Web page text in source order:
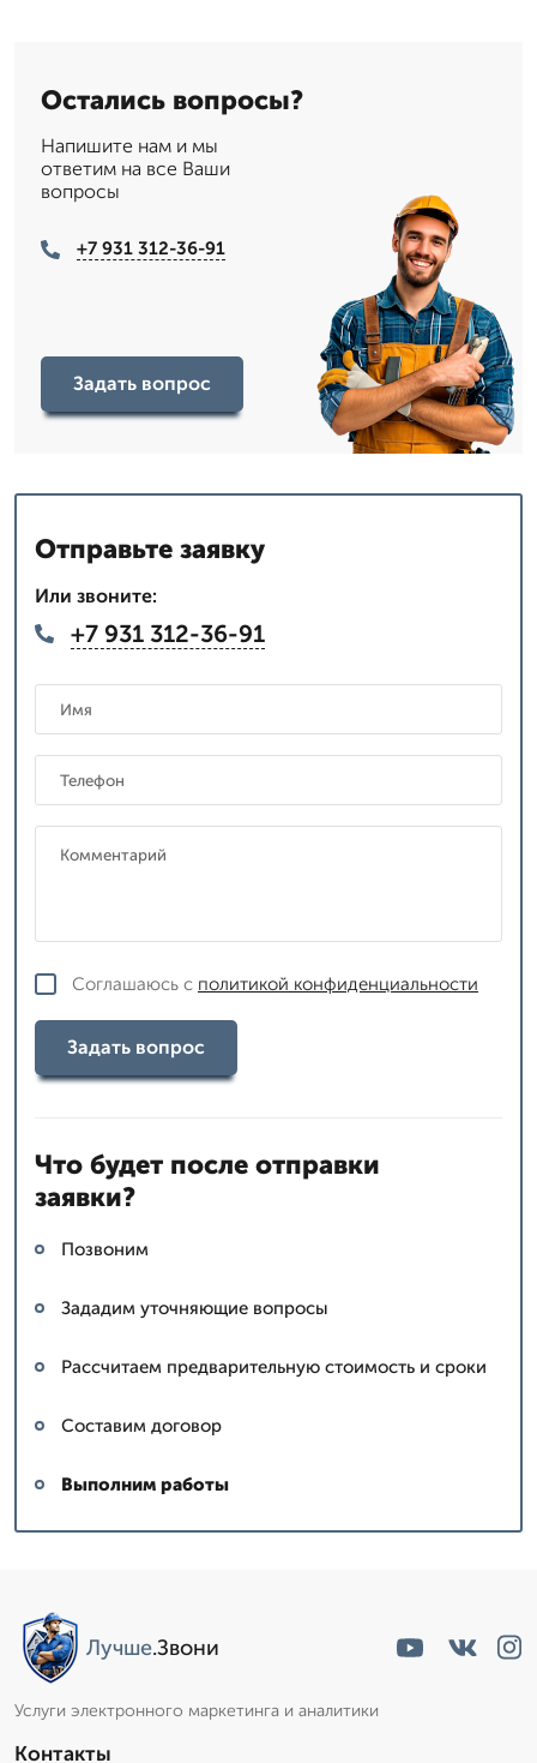
Остались вопросы?
Напишите нам и мы
ответим на все Ваши
вопросы
+7 931 312-36-91
Задать вопрос
Отправьте заявку
Или звоните:
+7 931 312-36-91
Соглашаюсь с политикой конфиденциальности
Задать вопрос
Что будет после отправки
заявки?
Позвоним
Зададим уточняющие вопросы
Рассчитаем предварительную стоимость и сроки
Составим договор
Выполним работы
Лучше.Звони
Услуги электронного маркетинга и аналитики
Контакты